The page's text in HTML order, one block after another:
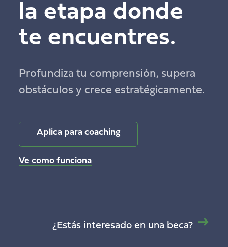
la etapa donde
te encuentres.
Profundiza tu comprensión, supera
obstáculos y crece estratégicamente.
Aplica para coaching
Ve como funciona
¿Estás interesado en una beca?